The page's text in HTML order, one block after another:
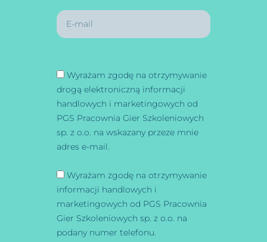
Wyrażam zgodę na otrzymywanie
drogą elektroniczną informacji
handlowych i marketingowych od
PGS Pracownia Gier Szkoleniowych
sp. z o.o. na wskazany przeze mnie
adres e-mail.
Wyrażam zgodę na otrzymywanie
informacji handlowych i
marketingowych od PGS Pracownia
Gier Szkoleniowych sp. z o.o. na
podany numer telefonu.